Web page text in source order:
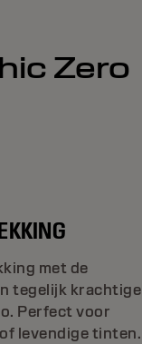
Zero
met de
tegelijk krachtige
Perfect voor
levendige tinten.